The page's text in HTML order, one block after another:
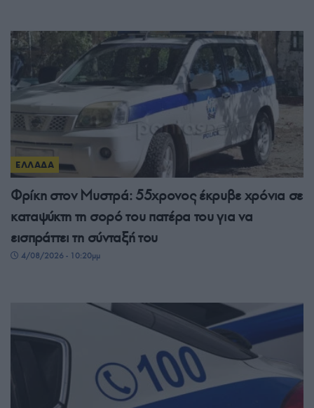
ΕΛΛΑΔΑ
Φρίκη στον Μυστρά: 55χρονος έκρυβε χρόνια σε
καταψύκτη τη σορό του πατέρα του για να
εισπράττει τη σύνταξή του
4/08/2026 - 10:20μμ